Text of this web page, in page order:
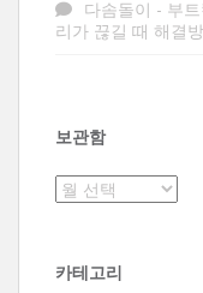
다솜돌이 - 부
리가 끊길 때 해결
보관함
보
카테고리